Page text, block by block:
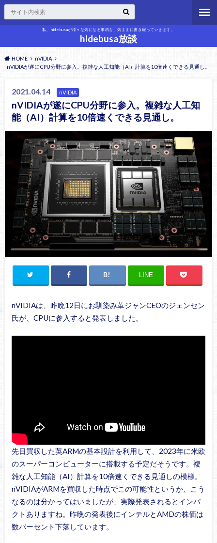
私、hidebusaが様々な気になる事柄を、気ままに書き綴っていきます。
hidebusa放談
HOME
nVIDIA
nVIDIAが遂にCPU分野に参入。複雑な人工知能（AI）計算を10倍速くできる見通し。
2021.04.14 nVIDIA
nVIDIAが遂にCPU分野に参入。複雑な人工知
能（AI）計算を10倍速くできる見通し。
LINE
nVIDIAは、昨晩12日にお馴染み革ジャンCEOのジェンセン
氏が、CPUに参入すると発表しました。
先日買収した英ARMの基本設計を利用して、2023年に米欧
のスーパーコンピューターに搭載する予定だそうです。複
雑な人工知能（AI）計算を10倍速くできる見通しの模様。
nVIDIAがARMを買収した時点でこの可能性というか、こう
なるのは分かってはいましたが、実際発表されるとインパ
クトありますね。昨晩の発表後にインテルとAMDの株価は
数パーセント下落しています。